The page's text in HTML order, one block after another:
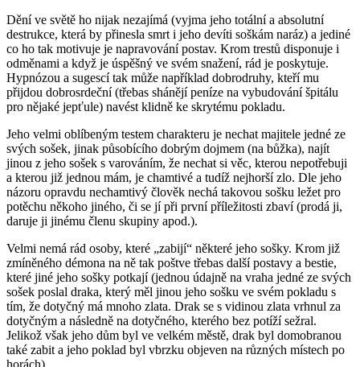
Dění ve světě ho nijak nezajímá (vyjma jeho totální a absolutní
destrukce, která by přinesla smrt i jeho devíti soškám naráz) a jediné
co ho tak motivuje je napravování postav. Krom trestů disponuje i
odměnami a když je úspěšný ve svém snažení, rád je poskytuje.
Hypnózou a sugescí tak může například dobrodruhy, kteří mu
přijdou dobrosrdeční (třebas shánějí peníze na vybudování špitálu
pro nějaké jepťule) navést klidně ke skrytému pokladu.
Jeho velmi oblíbeným testem charakteru je nechat majitele jedné ze
svých sošek, jinak působícího dobrým dojmem (na bůžka), najít
jinou z jeho sošek s varováním, že nechat si věc, kterou nepotřebuji
a kterou již jednou mám, je chamtivé a tudíž nejhorší zlo. Dle jeho
názoru opravdu nechamtivý člověk nechá takovou sošku ležet pro
potěchu někoho jiného, či se jí při první příležitosti zbaví (prodá ji,
daruje ji jinému členu skupiny apod.).
Velmi nemá rád osoby, které „zabijí“ některé jeho sošky. Krom již
zmíněného démona na ně tak poštve třebas další postavy a bestie,
které jiné jeho sošky potkají (jednou údajně na vraha jedné ze svých
sošek poslal draka, který měl jinou jeho sošku ve svém pokladu s
tím, že dotyčný má mnoho zlata. Drak se s vidinou zlata vrhnul za
dotyčným a následně na dotyčného, kterého bez potíží sežral.
Jelikož však jeho dům byl ve velkém městě, drak byl domobranou
také zabit a jeho poklad byl vbrzku objeven na různých místech po
horách).